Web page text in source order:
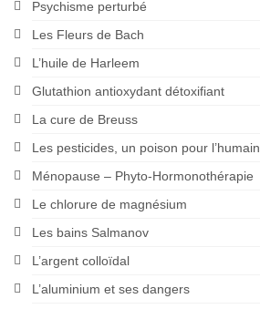
Psychisme perturbé
Les Fleurs de Bach
L’huile de Harleem
Glutathion antioxydant détoxifiant
La cure de Breuss
Les pesticides, un poison pour l’humain
Ménopause – Phyto-Hormonothérapie
Le chlorure de magnésium
Les bains Salmanov
L’argent colloïdal
L’aluminium et ses dangers